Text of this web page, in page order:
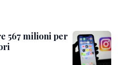
567 milioni per